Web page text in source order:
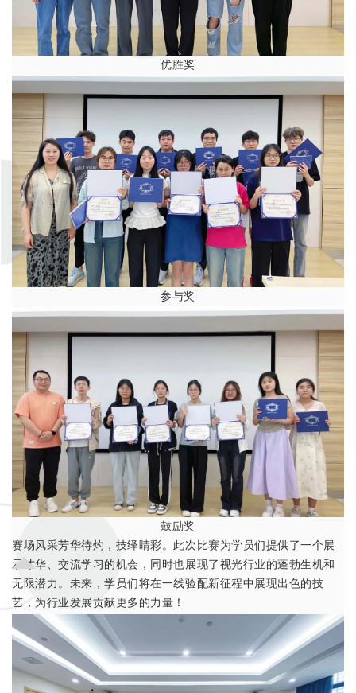
优胜奖
参与奖
鼓励奖
赛场风采芳华待灼，技绎睛彩。此次比赛为学员们提供了一个展
示才华、交流学习的机会，同时也展现了视光行业的蓬勃生机和
无限潜力。未来，学员们将在一线验配新征程中展现出色的技
艺，为行业发展贡献更多的力量！